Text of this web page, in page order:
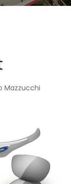
Mazzucchi